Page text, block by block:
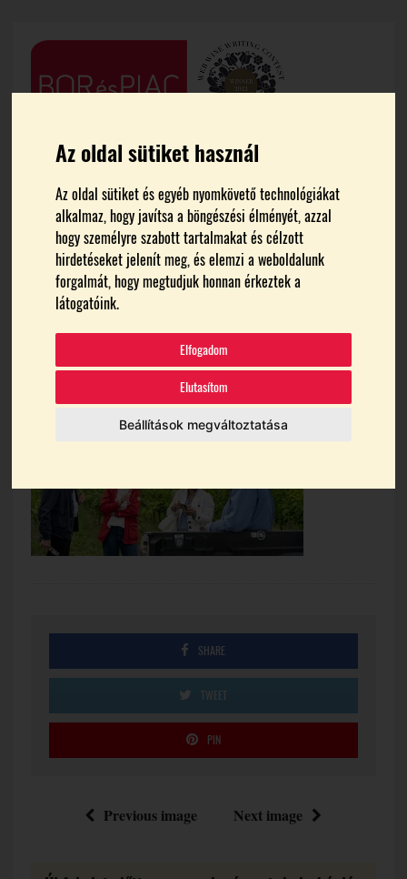
Az oldal sütiket használ
Az oldal sütiket és egyéb nyomkövető technológiákat
alkalmaz, hogy javítsa a böngészési élményét, azzal
hogy személyre szabott tartalmakat és célzott
hirdetéseket jelenít meg, és elemzi a weboldalunk
forgalmát, hogy megtudjuk honnan érkeztek a
látogatóink.
Elfogadom
Elutasítom
Beállítások megváltoztatása
FŐOLDAL MEDIA
04_ZSU5907
SHARE
TWEET
PIN
Previous image Next image